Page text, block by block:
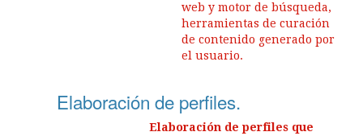
web y motor de búsqueda,
herramientas de curación
de contenido generado por
el usuario.
Elaboración de perfiles.
Elaboración de perfiles que